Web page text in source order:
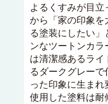
よるくすみが目
から「家の印象を
る塗装にしたい
ンなツートンカ
は清潔感あるライ
るダークグレーで
った印象に生まれ
使用した塗料は耐